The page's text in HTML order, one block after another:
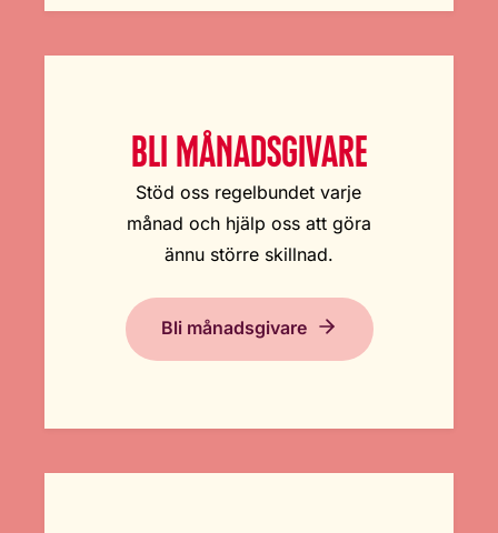
BLI MÅNADSGIVARE
Stöd oss regelbundet varje
månad och hjälp oss att göra
ännu större skillnad.
Bli månadsgivare